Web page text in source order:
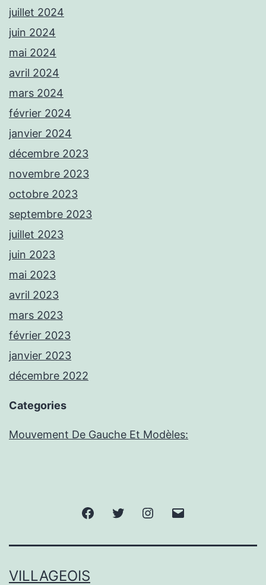
juillet 2024
juin 2024
mai 2024
avril 2024
mars 2024
février 2024
janvier 2024
décembre 2023
novembre 2023
octobre 2023
septembre 2023
juillet 2023
juin 2023
mai 2023
avril 2023
mars 2023
février 2023
janvier 2023
décembre 2022
Categories
Mouvement De Gauche Et Modèles:
FacebookTwitter Instagram
VILLAGEOIS